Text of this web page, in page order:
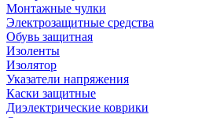
Монтажные чулки
Электрозащитные средства
Обувь защитная
Изоленты
Изолятор
Указатели напряжения
Каски защитные
Диэлектрические коврики